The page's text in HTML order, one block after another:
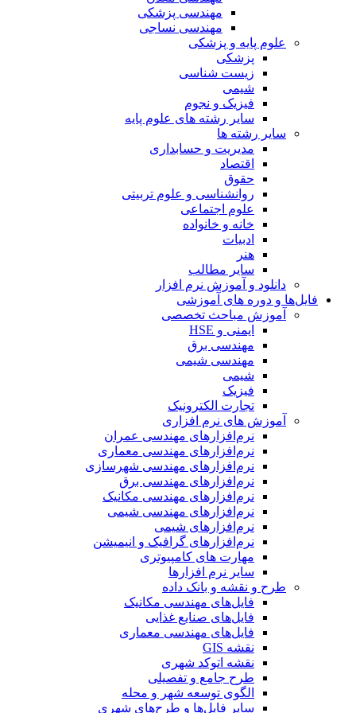
مهندسی پزشکی
مهندسی نساجی
علوم پایه و پزشکی
پزشکی
زیست شناسی
شیمی
فیزیک و نجوم
سایر رشته های علوم پایه
سایر رشته ها
مدیریت و حسابداری
اقتصاد
حقوق
روانشناسی و علوم تربیتی
علوم اجتماعی
خانه و خانواده
ادبیات
هنر
سایر مطالب
دانلود و آموزش نرم افزار
فایل‌ها و دوره های آموزشی
آموزش مباحث تخصصی
ایمنی و HSE
مهندسی برق
مهندسی شیمی
شیمی
فیزیک
تجارت الکترونیک
آموزش های نرم افزاری
نرم‌افزارهای مهندسی عمران
نرم‌افزارهای مهندسی معماری
نرم‌افزارهای مهندسی شهرسازی
نرم‌افزارهای مهندسی برق
نرم‌افزارهای مهندسی مکانیک
نرم‌افزارهای مهندسی شیمی
نرم‌افزارهای شیمی
نرم‌افزارهای گرافیک و انیمیشن
مهارت های کامپیوتری
سایر نرم افزارها
طرح و نقشه و بانک داده
فایل‌های مهندسی مکانیک
فایل‌های صنایع غذایی
فایل‌های مهندسی معماری
نقشه GIS
نقشه اتوکد شهری
طرح جامع و تفصیلی
الگوی توسعه شهر و محله
سایر فایل‌ها و طرح‌های شهری